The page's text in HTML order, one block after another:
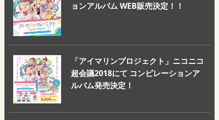
ョンアルバム WEB販売決定！！
「アイマリンプロジェクト」ニコニコ
超会議2018にて コンピレーションア
ルバム発売決定！